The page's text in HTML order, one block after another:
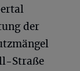
der
Straße